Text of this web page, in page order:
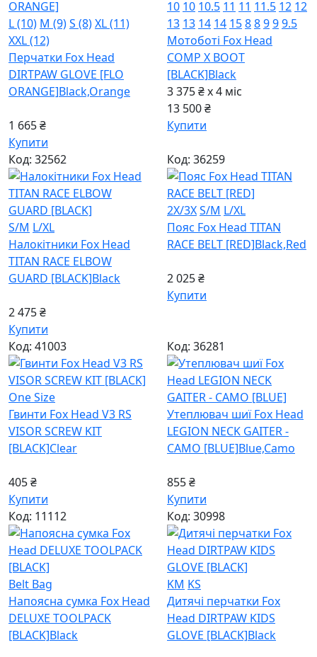
L (10) M (9)S (8)XL (11)
XXL (12)
Перчатки Fox Head
DIRTPAW GLOVE [FLO
ORANGE]Black,Orange
1 665 ₴
Купити
10 10 10.5 11 11 11.5 12 12
13 13 14 14 1588999.5
Мотоботі Fox Head
COMP X BOOT
[BLACK]Black
3 375 ₴ x 4 міс
13 500 ₴
Купити
Код: 32562
S/M L/XL
Налокітники Fox Head
TITAN RACE ELBOW
GUARD [BLACK]Black
2 475 ₴
Купити
Код: 36259
2X/3XS/M L/XL
Пояс Fox Head TITAN
RACE BELT [RED]Black,Red
2 025 ₴
Купити
Код: 41003
One Size
Гвинти Fox Head V3 RS
VISOR SCREW KIT
[BLACK]Clear
405 ₴
Купити
Код: 36281
Утеплювач шиї Fox Head
LEGION NECK GAITER -
CAMO [BLUE]Blue,Camo
855 ₴
Купити
Код: 11112
Belt Bag
Напоясна сумка Fox Head
DELUXE TOOLPACK
[BLACK]Black
Код: 30998
KM KS
Дитячі перчатки Fox
Head DIRTPAW KIDS
GLOVE [BLACK]Black